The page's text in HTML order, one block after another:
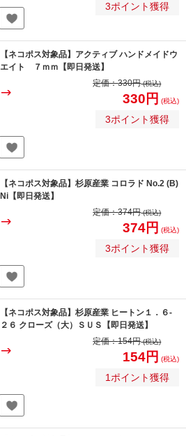
3ポイント獲得
【ネコポス対象品】アクティブ ハンドメイドウ
エイト ７ｍｍ【即日発送】
定価：330円(税込)
330円 (税込)
3ポイント獲得
【ネコポス対象品】杉原産業 コロラド No.2 (B)
Ni【即日発送】
定価：374円(税込)
374円 (税込)
3ポイント獲得
【ネコポス対象品】杉原産業 ヒートン１．６-
２６ クローズ（大）ＳＵＳ【即日発送】
定価：154円(税込)
154円 (税込)
1ポイント獲得